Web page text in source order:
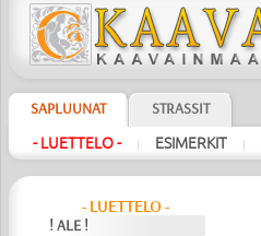
SAPLUUNAT STRASSIT
- LUETTELO - | ESIMERKIT |
- LUETTELO -
! ALE !